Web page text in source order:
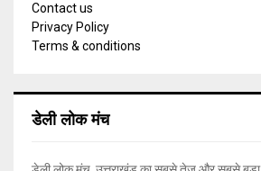
Contact us
Privacy Policy
Terms & conditions
डेली लोक मंच